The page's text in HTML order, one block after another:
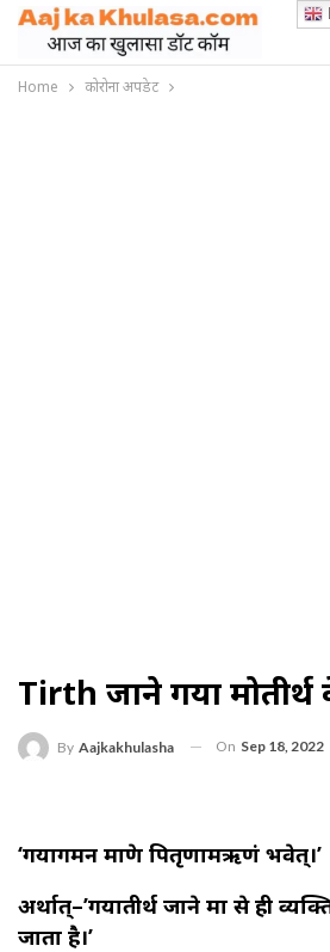
Home कोरोना अपडेट
Tirth जाने गया
By Aajkakhulasha On Sep 18, 2022
‘गयागमन मात्रेण पितृणामऋणं भवेत्।’
अर्थात्–’गयातीर्थ जाने मात्र से ही
जाता है।’